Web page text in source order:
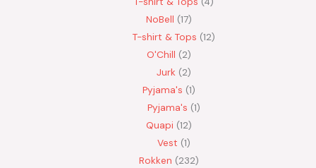
NoBell 17
T-shirt & Tops 12
O'Chill 2
Jurk 2
Pyjama's 1
Pyjama's 1
Quapi 12
Vest 1
Rokken 232